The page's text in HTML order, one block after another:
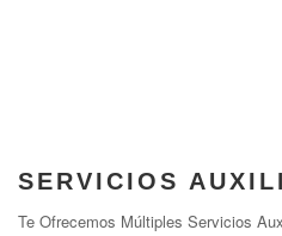
SERVICIOS
Te Ofrecemos Múltiples Servicios